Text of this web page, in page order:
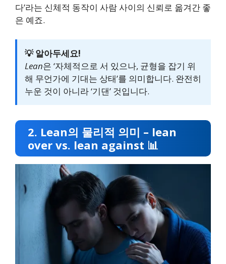
다’라는 신체적 동작이 사람 사이의 신뢰로 옮겨간 좋
은 예죠.
💡 알아두세요!
Lean은 ‘자체적으로 서 있으나, 균형을 잡기 위
해 무언가에 기대는 상태’를 의미합니다. 완전히
누운 것이 아니라 ‘기댄’ 것입니다.
2. Lean의 물리적 의미 – lean
over vs. lean against 📊